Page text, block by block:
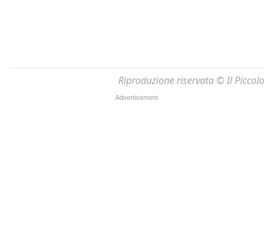
Riproduzione riservata © Il Piccolo